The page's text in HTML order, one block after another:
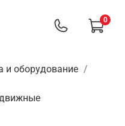
0
и оборудование